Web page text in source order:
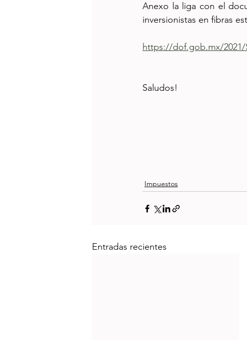
Anexo la liga con el
inversionistas en fibras
https://dof.gob.mx/2021/
Saludos!
Impuestos
Entradas recientes